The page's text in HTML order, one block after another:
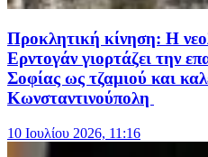
Προκλητική κίνηση: Η
Ερντογάν γιορτάζει την
Σοφίας ως τζαμιού και
Κωνσταντινούπολη
10 Ιουλίου 2026, 11:16